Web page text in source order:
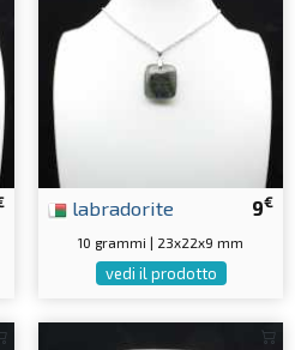
9€
labradorite
10 grammi | 23x22x9 mm
vedi il prodotto